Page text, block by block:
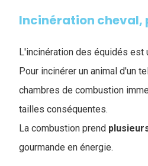
Incinération cheval,
L'incinération des équidés est
Pour incinérer un animal d'un
chambres de combustion
tailles conséquentes.
La combustion prend
gourmande en énergie.